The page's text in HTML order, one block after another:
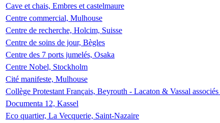
Cave et chais, Embres et castelmaure
Centre commercial, Mulhouse
Centre de recherche, Holcim, Suisse
Centre de soins de jour, Bègles
Centre des 7 ports jumelés, Osaka
Centre Nobel, Stockholm
Cité manifeste, Mulhouse
Collège Protestant Français, Beyrouth - Lacaton & Vassal
Documenta 12, Kassel
Eco quartier, La Vecquerie, Saint-Nazaire